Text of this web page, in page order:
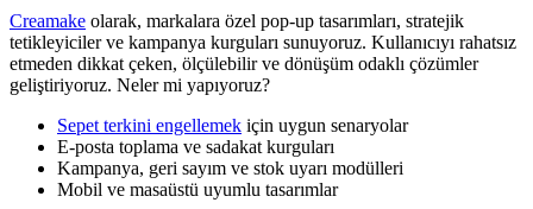
Creamake olarak, markalara özel pop-up tasarımları, stratejik
tetikleyiciler ve kampanya kurguları sunuyoruz. Kullanıcıyı rahatsız
etmeden dikkat çeken, ölçülebilir ve dönüşüm odaklı çözümler
geliştiriyoruz. Neler mi yapıyoruz?
Sepet terkini engellemek için uygun senaryolar
E-posta toplama ve sadakat kurguları
Kampanya, geri sayım ve stok uyarı modülleri
Mobil ve masaüstü uyumlu tasarımlar